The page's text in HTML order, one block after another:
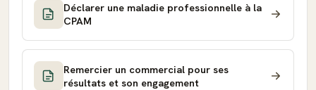
Déclarer une maladie professionnelle à la
CPAM
Remercier un commercial pour ses
résultats et son engagement